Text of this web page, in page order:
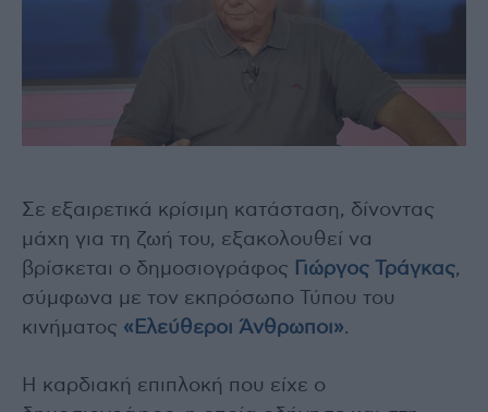
Σε εξαιρετικά κρίσιμη κατάσταση, δίνοντας
μάχη για τη ζωή του, εξακολουθεί να
βρίσκεται ο δημοσιογράφος
Γιώργος Τράγκας,
σύμφωνα με τον εκπρόσωπο Τύπου του
κινήματος «Ελεύθεροι Άνθρωποι».
Η καρδιακή επιπλοκή που είχε ο